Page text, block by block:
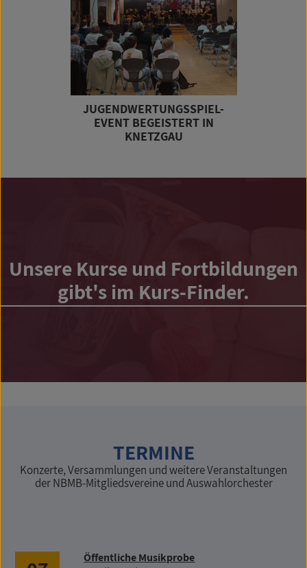
JUGENDWERTUNGSSPIEL-
EVENT BEGEISTERT IN
KNETZGAU
Unsere Kurse und Fortbildungen
gibt's im Kurs-Finder.
TERMINE
Konzerte, Versammlungen und weitere Veranstaltungen
der NBMB-Mitgliedsvereine und Auswahlorchester
Öffentliche Musikprobe